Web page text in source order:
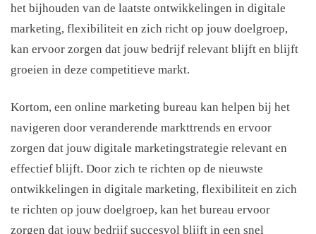
het bijhouden van de laatste ontwikkelingen in digitale
marketing, flexibiliteit en zich richt op jouw doelgroep,
kan ervoor zorgen dat jouw bedrijf relevant blijft en blijft
groeien in deze competitieve markt.
Kortom, een online marketing bureau kan helpen bij het
navigeren door veranderende markttrends en ervoor
zorgen dat jouw digitale marketingstrategie relevant en
effectief blijft. Door zich te richten op de nieuwste
ontwikkelingen in digitale marketing, flexibiliteit en zich
te richten op jouw doelgroep, kan het bureau ervoor
zorgen dat jouw bedrijf succesvol blijft in een snel